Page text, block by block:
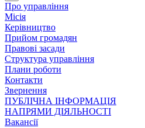
Про управління
Місія
Керівництво
Прийом громадян
Правові засади
Структура управління
Плани роботи
Контакти
Звернення
ПУБЛІЧНА ІНФОРМАЦІЯ
НАПРЯМИ ДІЯЛЬНОСТІ
Вакансії